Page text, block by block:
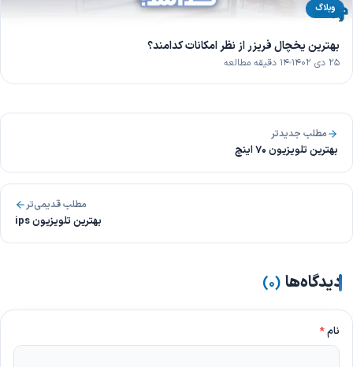
وبلاگ
بهترین یخچال فریزر از نظر امکانات کدامند؟
۲۵ دی ۱۴۰۲ ۱۴ دقیقه مطالعه
مطلب جدیدتر
بهترین تلویزیون 70 اینچ
مطلب قدیمی‌تر
بهترین تلویزیون ips
دیدگاه‌ها (۰)
نام*